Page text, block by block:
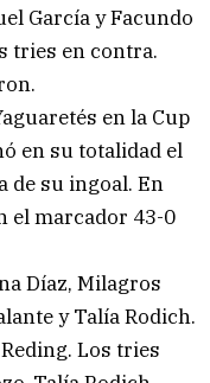
García y Facundo
tries en contra.
en la Cup
en su totalidad el
de su ingoal. En
el marcador 43-0
Díaz, Milagros
y Talía Rodich.
Los tries